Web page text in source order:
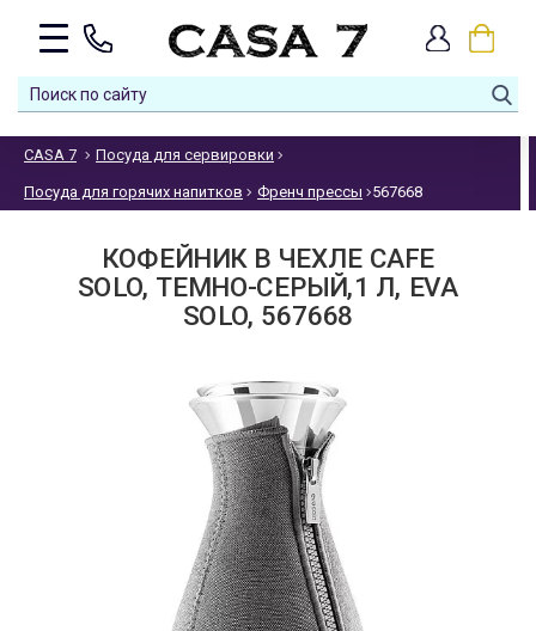
CASA 7 Посуда для сервировки
Посуда для горячих напитков Френч прессы 567668
КОФЕЙНИК В ЧЕХЛЕ CAFE
SOLO, ТЕМНО-СЕРЫЙ,1 Л, EVA
SOLO, 567668